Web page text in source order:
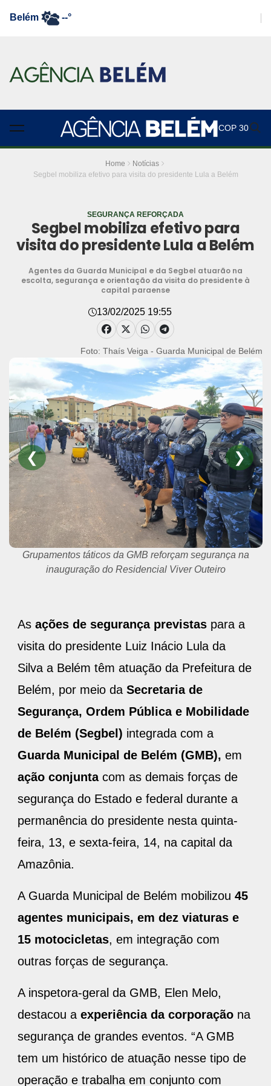
Belém --°
COP 30
Home
Notícias
Segbel mobiliza efetivo para visita do presidente Lula a Belém
SEGURANÇA REFORÇADA
Segbel mobiliza efetivo para
visita do presidente Lula a Belém
Agentes da Guarda Municipal e da Segbel atuarão na
escolta, segurança e orientação da visita do presidente à
capital paraense
13/02/2025 19:55
Foto: Alexandre nascimento
❮ ❯
Agentes da Semob coordenam fluxo de veículos em frente
ao Residencial Viver Outeiro
As ações de segurança previstas para a
visita do presidente Luiz Inácio Lula da
Silva a Belém têm atuação da Prefeitura de
Belém, por meio da Secretaria de
Segurança, Ordem Pública e Mobilidade
de Belém (Segbel) integrada com a
Guarda Municipal de Belém (GMB), em
ação conjuntacom as demais forças de
segurança do Estado e federal durante a
permanência do presidente nesta quinta-
feira, 13, e sexta-feira, 14, na capital da
Amazônia.
A Guarda Municipal de Belém mobilizou 45
agentes municipais, em dez viaturas e
15 motocicletas, em integração com
outras forças de segurança.
A inspetora-geral da GMB, Elen Melo,
destacou a experiência da corporação na
segurança de grandes eventos. “A GMB
tem um histórico de atuação nesse tipo de
operação e trabalha em conjunto com